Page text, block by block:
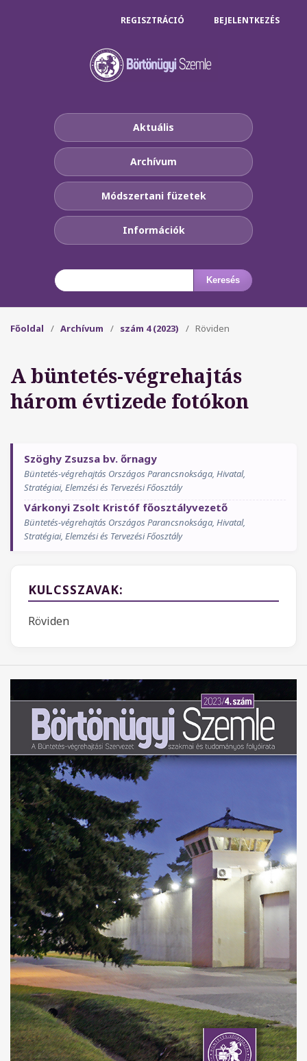
Aktuális
Archívum
Módszertani füzetek
Információk
Keresés
REGISZTRÁCIÓ BEJELENTKEZÉS
Főoldal / Archívum / szám 4 (2023) / Röviden
A büntetés-végrehajtás
három évtizede fotókon
Szöghy Zsuzsa bv. őrnagy
Büntetés-végrehajtás Országos Parancsnoksága, Hivatal,
Stratégiai, Elemzési és Tervezési Főosztály
Várkonyi Zsolt Kristóf főosztályvezető
Büntetés-végrehajtás Országos Parancsnoksága, Hivatal,
Stratégiai, Elemzési és Tervezési Főosztály
KULCSSZAVAK:
Röviden